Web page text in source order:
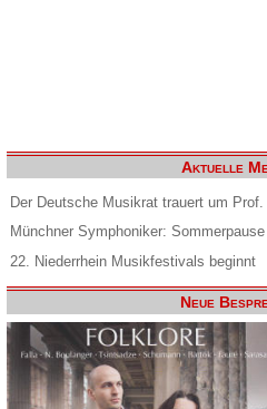
Aktuelle
Der Deutsche Musikrat trauert um
Münchner Symphoniker:
22. Niederrhein Musikfestivals beginnt
Neue